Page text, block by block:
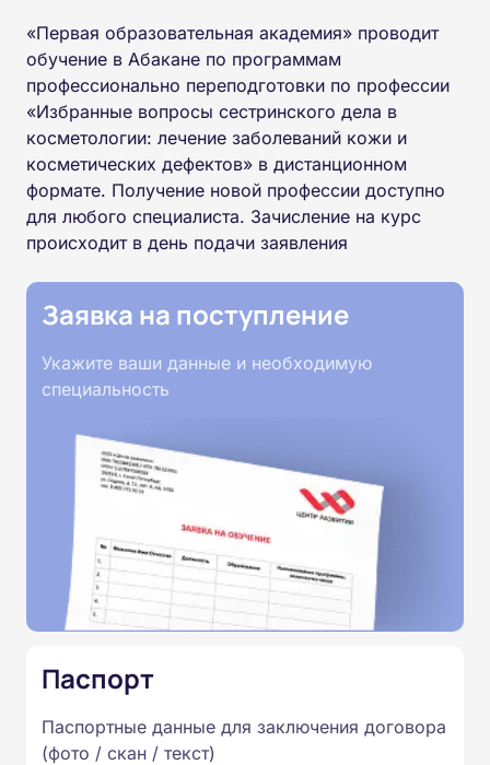
«Первая образовательная академия» проводит
обучение в Абакане по программам
профессионально переподготовки по профессии
«Избранные вопросы сестринского дела в
косметологии: лечение заболеваний кожи и
косметических дефектов» в дистанционном
формате. Получение новой профессии доступно
для любого специалиста. Зачисление на курс
происходит в день подачи заявления
Заявка на поступление
Укажите ваши данные и необходимую
специальность
Паспорт
Паспортные данные для заключения договора
(фото / скан / текст)